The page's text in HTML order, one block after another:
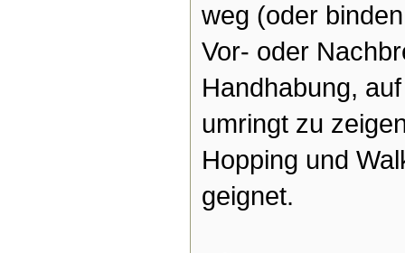
weg (oder
Vor- oder
Handhabung,
umringt zu
Hopping und
geignet.